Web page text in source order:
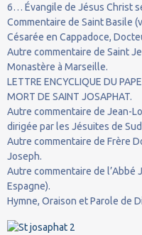
6… Évangile de Jésus Christ
Commentaire de Saint Basile
Césarée en Cappadoce,
Autre commentaire de Saint
Monastère à Marseille.
LETTRE ENCYCLIQUE DU
MORT DE SAINT JOSAPHAT.
Autre commentaire de Jean-
dirigée par les Jésuites de
Autre commentaire de Frère
Joseph.
Autre commentaire de l’Abbé
Espagne).
Hymne, Oraison et Parole de